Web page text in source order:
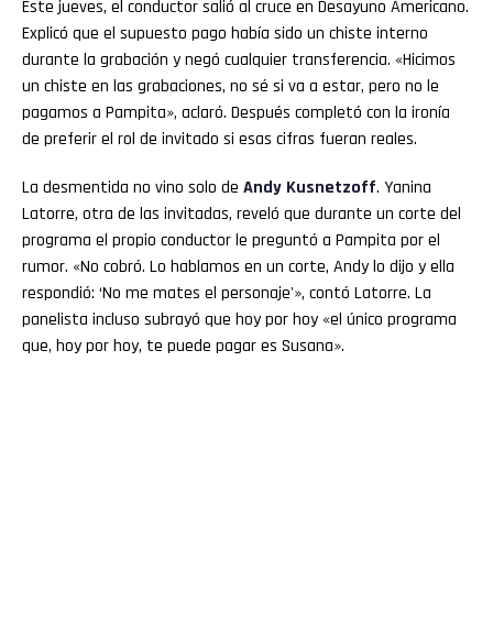
Este jueves, el conductor salió al cruce en Desayuno Americano.
Explicó que el supuesto pago había sido un chiste interno
durante la grabación y negó cualquier transferencia. «Hicimos
un chiste en las grabaciones, no sé si va a estar, pero no le
pagamos a Pampita», aclaró. Después completó con la ironía
de preferir el rol de invitado si esas cifras fueran reales.
La desmentida no vino solo de Andy Kusnetzoff. Yanina
Latorre, otra de las invitadas, reveló que durante un corte del
programa el propio conductor le preguntó a Pampita por el
rumor. «No cobró. Lo hablamos en un corte, Andy lo dijo y ella
respondió: ‘No me mates el personaje'», contó Latorre. La
panelista incluso subrayó que hoy por hoy «el único programa
que, hoy por hoy, te puede pagar es Susana».